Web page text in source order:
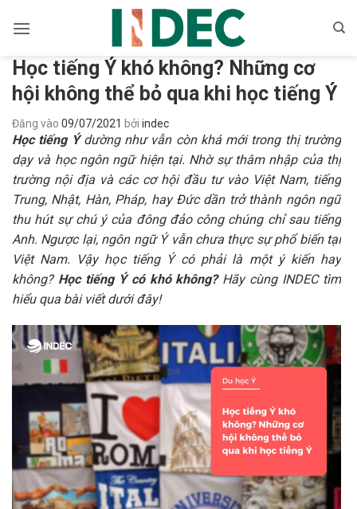
qua
dungHọc tiếng Ý khó không? Những cơ
hội không thể bỏ qua khi học tiếng Ý
Đăng vào 09/07/2021 bởi indec
Học tiếng Ýdường như vẫn còn khá mới trong thị trường
dạy và học ngôn ngữ hiện tại. Nhờ sự thâm nhập của thị
trường nội địa và các cơ hội đầu tư vào Việt Nam, tiếng
Trung, Nhật, Hàn, Pháp, hay Đức dần trở thành ngôn ngữ
thu hút sự chú ý của đông đảo công chúng chỉ sau tiếng
Anh. Ngược lại, ngôn ngữ Ý vẫn chưa thực sự phổ biến tại
Việt Nam. Vậy học tiếng Ý có phải là một ý kiến hay
không? Học tiếng Ý có khó không?Hãy cùng INDEC tìm
hiểu qua bài viết dưới đây!